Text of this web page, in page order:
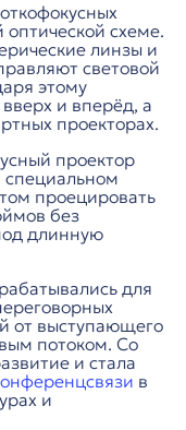
оптической схеме.
линзы и
световой
этому
и вперёд, а
проекторах.
проектор
специальном
проецировать
без
длинную
для
от выступающего
потоком. Со
и стала
в
и